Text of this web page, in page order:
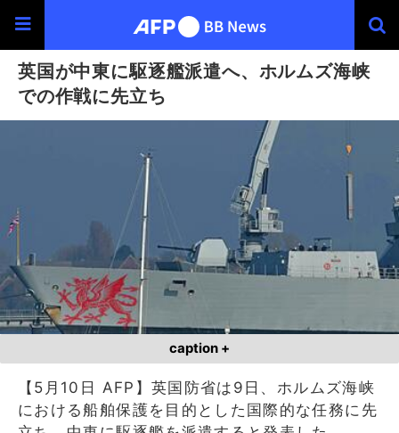
英国が中東に駆逐艦派遣へ、ホルムズ海峡
での作戦に先立ち
caption +
【5月10日 AFP】英国防省は9日、ホルムズ海峡
における船舶保護を目的とした国際的な任務に先